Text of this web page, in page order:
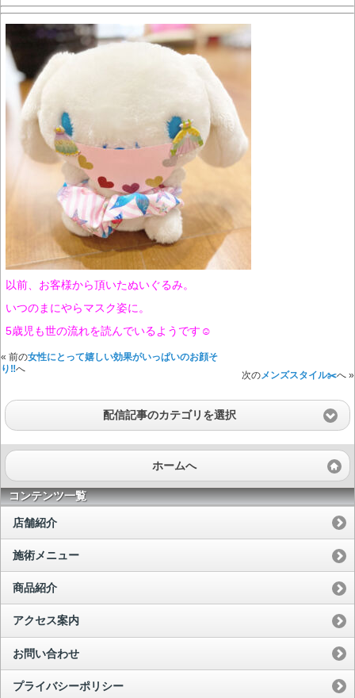
以前、お客様から頂いたぬいぐるみ。
いつのまにやらマスク姿に。
5歳児も世の流れを読んでいるようです☺️
« 前の女性にとって嬉しい効果がいっぱいのお顔そ
り‼️へ
次の メンズスタイル✂️へ »
配信記事のカテゴリを選択
ホームへ
コンテンツ一覧
店舗紹介
施術メニュー
商品紹介
アクセス案内
お問い合わせ
プライバシーポリシー